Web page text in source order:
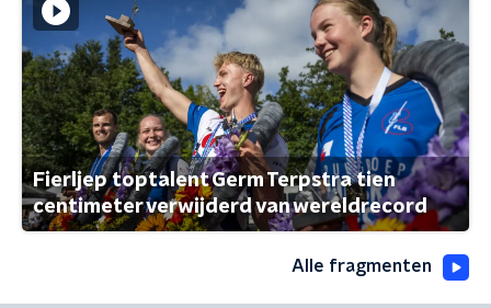
Fierljep toptalent Germ Terpstra tien
centimeter verwijderd van wereldrecord
Alle fragmenten